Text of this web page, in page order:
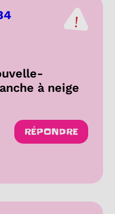
à neige
RÉPONDRE